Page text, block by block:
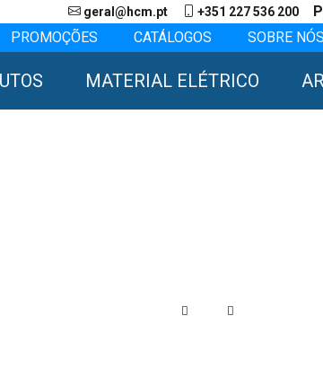
geral@hcm.pt +351 227 536 200
PROMOÇÕES CATÁLOGOS SOBRE NÓS
MATERIAL ELÉTRICO